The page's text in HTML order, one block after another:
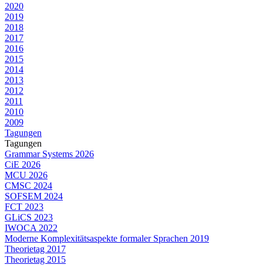
2020
2019
2018
2017
2016
2015
2014
2013
2012
2011
2010
2009
Tagungen
Tagungen
Grammar Systems 2026
CiE 2026
MCU 2026
CMSC 2024
SOFSEM 2024
FCT 2023
GLiCS 2023
IWOCA 2022
Moderne Komplexitätsaspekte formaler Sprachen 2019
Theorietag 2017
Theorietag 2015